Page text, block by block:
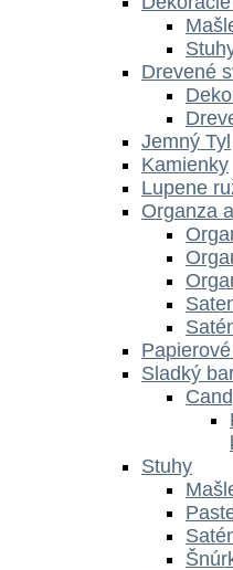
Drevené
Jemný Tyl
Kamienky
Lupene
Organza
Sladký
Stuhy